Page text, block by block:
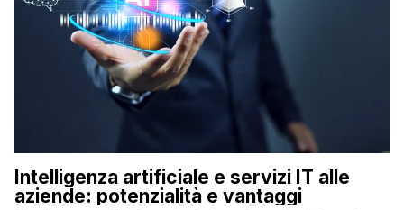
Intelligenza artificiale e servizi IT alle
aziende: potenzialità e vantaggi